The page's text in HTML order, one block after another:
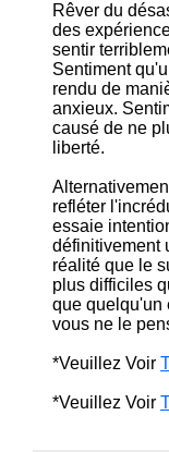
Rêver du
des
sentir
Sentiment
rendu de
anxieux.
causé de ne
liberté.
refléter
essaie
définitivement
réalité que le
plus difficiles
que quelqu'un
vous ne le
*Veuillez Voir
*Veuillez Voir